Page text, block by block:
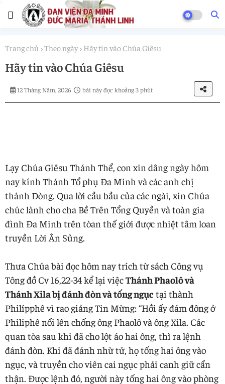
Trang chủ Theo ngày Hãy tin vào Chúa Giêsu
Hãy tin vào Chúa Giêsu
12 Tháng Năm, 2026 bài này đọc khoảng 3 phút
Lạy Chúa Giêsu Thánh Thể, con xin dâng ngày hôm
nay kính Thánh Tổ phụ Đa Minh và các anh chị
thánh Dòng. Qua lời cầu bầu của các ngài, xin Chúa
chúc lành cho cha Bề Trên Tổng Quyền và toàn gia
đình Đa Minh trên tòan thế giới được nhiệt tâm loan
truyền Lời Ân Sủng.
Thưa Chúa bài đọc hôm nay trích từ sách Công vụ
Tông đồ Cv 16,22-34 kể lại việcThánh Phaolô và
Thánh Xila bị đánh đòn và tống ngụctại thành
Philípphê vì rao giảng Tin Mừng: “Hồi ấy đám đông ở
Philiphê nổi lên chống ông Phaolô và ông Xila. Các
quan tòa sau khi đã cho lột áo hai ông, thì ra lệnh
đánh đòn. Khi đã đánh nhừ tử, họ tống hai ông vào
ngục, và truyền cho viên cai ngục phải canh giữ cẩn
thận. Được lệnh đó, người này tống hai ông vào phòng